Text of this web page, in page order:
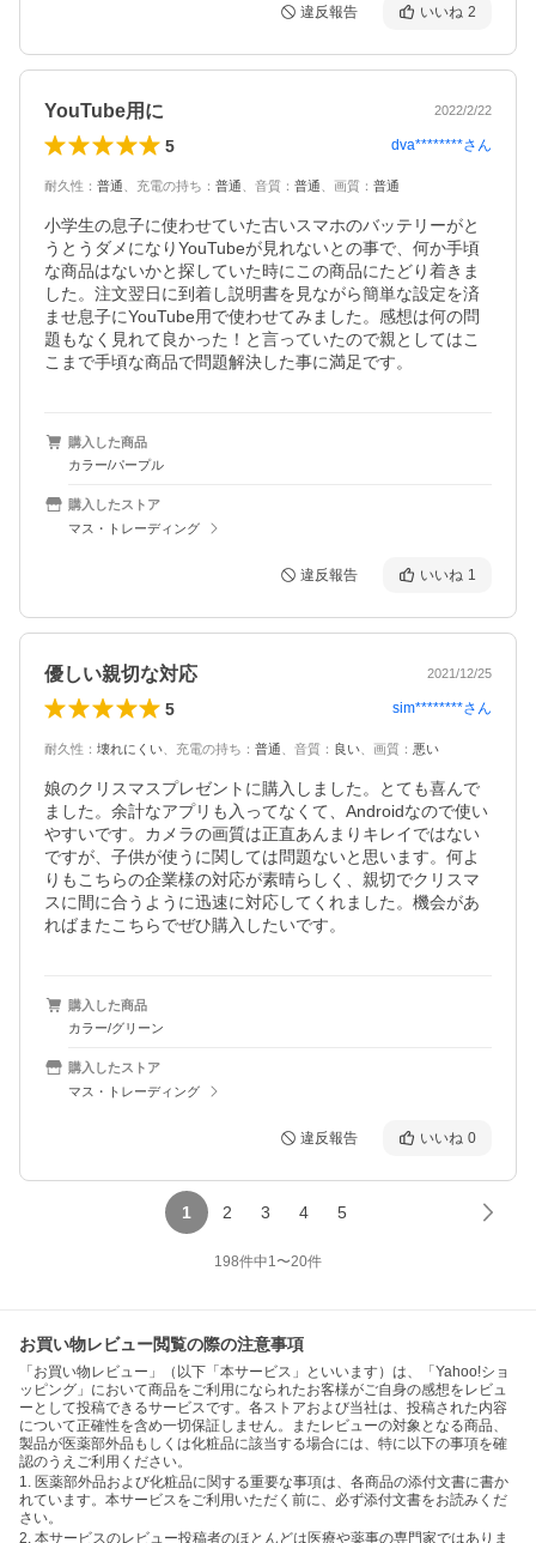
違反報告 いいね 2
YouTube用に 2022/2/22
5 dva********さん
耐久性 ： 普通 充電の持ち ： 普通 音質 ： 普通 画質 ： 普通
小学生の息子に使わせていた古いスマホのバッテリーがと
うとうダメになりYouTubeが見れないとの事で、何か手頃
な商品はないかと探していた時にこの商品にたどり着きま
した。注文翌日に到着し説明書を見ながら簡単な設定を済
ませ息子にYouTube用で使わせてみました。感想は何の問
題もなく見れて良かった！と言っていたので親としてはこ
こまで手頃な商品で問題解決した事に満足です。
購入した商品
カラー/パープル
購入したストア
マス・トレーディング
違反報告 いいね 1
優しい親切な対応 2021/12/25
5 sim********さん
耐久性 ： 壊れにくい 充電の持ち ： 普通 音質 ： 良い 画質 ： 悪い
娘のクリスマスプレゼントに購入しました。とても喜んで
ました。余計なアプリも入ってなくて、Androidなので使い
やすいです。カメラの画質は正直あんまりキレイではない
ですが、子供が使うに関しては問題ないと思います。何よ
りもこちらの企業様の対応が素晴らしく、親切でクリスマ
スに間に合うように迅速に対応してくれました。機会があ
ればまたこちらでぜひ購入したいです。
購入した商品
カラー/グリーン
購入したストア
マス・トレーディング
違反報告 いいね 0
1 2 3 4 5
198件中1〜20件
お買い物レビュー閲覧の際の注意事項
「お買い物レビュー」（以下「本サービス」といいます）は、「Yahoo!ショ
ッピング」において商品をご利用になられたお客様がご自身の感想をレビュ
ーとして投稿できるサービスです。各ストアおよび当社は、投稿された内容
について正確性を含め一切保証しません。またレビューの対象となる商品、
製品が医薬部外品もしくは化粧品に該当する場合には、特に以下の事項を確
認のうえご利用ください。
1. 医薬部外品および化粧品に関する重要な事項は、各商品の添付文書に書か
れています。本サービスをご利用いただく前に、必ず添付文書をお読みくだ
さい。
2. 本サービスのレビュー投稿者のほとんどは医療や薬事の専門家ではありま